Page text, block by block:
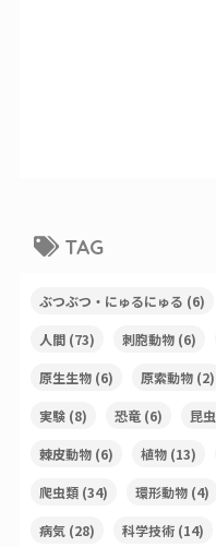
TAG
ぶつぶつ・にゅるにゅる (6)
人間(73) 刺胞動物(6)
原生生物(6) 原索動物(2)
実験(8) 恐竜(6) 昆虫
棘皮動物(6) 植物(13)
爬虫類(34) 環形動物(4)
病気(28) 科学技術(14)